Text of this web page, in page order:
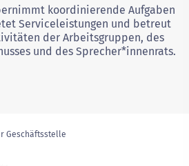
koordinierende Aufgaben
Serviceleistungen und betreut
der Arbeitsgruppen, des
und des Sprecher*innenrats.
Geschäftsstelle